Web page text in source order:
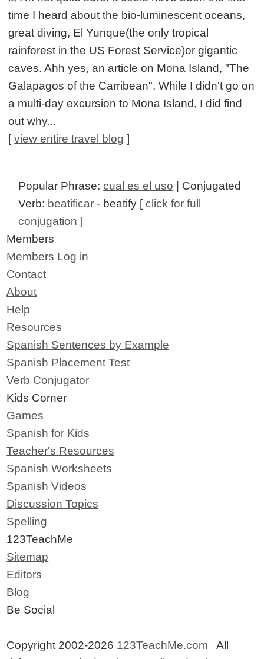
time I heard about the bio-luminescent oceans,
great diving, El Yunque(the only tropical
rainforest in the US Forest Service)or gigantic
caves. Ahh yes, an article on Mona Island, "The
Galapagos of the Carribean". While I didn't go on
a multi-day excursion to Mona Island, I did find
out why...
[view entire travel blog ]
Popular Phrase:cual es el uso | Conjugated
Verb: beatificar - beatify [click for full
conjugation ]
Members
Members Log in
Contact
About
Help
Resources
Spanish Sentences by Example
Spanish Placement Test
Verb Conjugator
Kids Corner
Games
Spanish for Kids
Teacher's Resources
Spanish Worksheets
Spanish Videos
Discussion Topics
Spelling
123TeachMe
Sitemap
Editors
Blog
Be Social
Copyright 2002-2026 123TeachMe.com All